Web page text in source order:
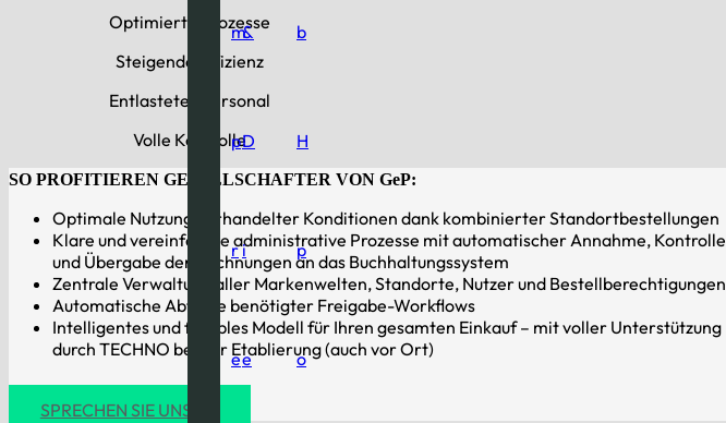
m
p
r
e
&
D
i
e
b
H
p
o
Optimierte Prozesse
Steigende Effizienz
Entlastetes Personal
Volle Kontrolle
SO PROFITIEREN GESELLSCHAFTER VON GeP:
Optimale Nutzung verhandelter Konditionen dank kombinierter Standortbestellungen
Klare und vereinfachte administrative Prozesse mit automatischer Annahme, Kontrolle
und Übergabe der Rechnungen an das Buchhaltungssystem
Zentrale Verwaltung aller Markenwelten, Standorte, Nutzer und Bestellberechtigungen
Automatische Abfolge benötigter Freigabe-Workflows
Intelligentes und flexibles Modell für Ihren gesamten Einkauf – mit voller Unterstützung
durch TECHNO bei der Etablierung (auch vor Ort)
SPRECHEN SIE UNS AN